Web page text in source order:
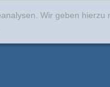
Wir geben hierzu